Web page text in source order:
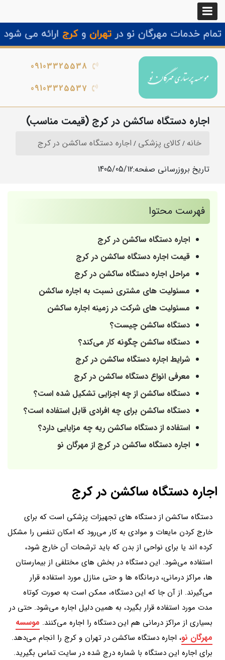
09103325538
09103325537
اجاره دستگاه ساکشن در کرج (قیمت مناسب)
خانه کالای پزشکی اجاره دستگاه ساکشن در کرج
تاریخ بروزرسانی صفحه:1405/05/12
فهرست محتوا
اجاره دستگاه ساکشن در کرج
قیمت اجاره دستگاه ساکشن در کرج
مراحل اجاره دستگاه ساکشن در کرج
مسئولیت های مشتری نسبت به اجاره ساکشن
مسئولیت های شرکت در زمینه اجاره ساکشن
دستگاه ساکشن چیست؟
دستگاه ساکشن چگونه کار می‌کند؟
شرایط اجاره دستگاه ساکشن در کرج
معرفی انواع دستگاه ساکشن در کرج
دستگاه ساکشن از چه اجزایی تشکیل شده است؟
دستگاه ساکشن برای چه افرادی قابل استفاده است؟
استفاده از دستگاه ساکشن ریه چه مزایایی دارد؟
اجاره دستگاه ساکشن در کرج از مهرگان نو
اجاره دستگاه ساکشن در کرج
دستگاه ساکشن از دستگاه های تجهیزات پزشکی است که برای
خارج کردن مایعات و موادی به کار می‌رود که امکان تنفس را مشکل
کرده اند یا برای نواحی از بدن که باید ترشحات آن خارج شود،
استفاده می‌شود. این دستگاه در بخش های مختلفی از بیمارستان
ها، مراکز درمانی، درمانگاه ها و حتی منازل مورد استفاده قرار
می‌گیرند. از آن جا که این دستگاه، ممکن است به صورت کوتاه
مدت مورد استفاده قرار بگیرد، به همین دلیل اجاره می‌شود. حتی در
بسیاری از مراکز درمانی هم این دستگاه را اجاره می‌کنند. موسسه
مهرگان نو، اجاره دستگاه ساکشن در تهران و کرج را انجام می‌دهد.
برای اجاره این دستگاه با شماره درج شده در سایت تماس بگیرید.